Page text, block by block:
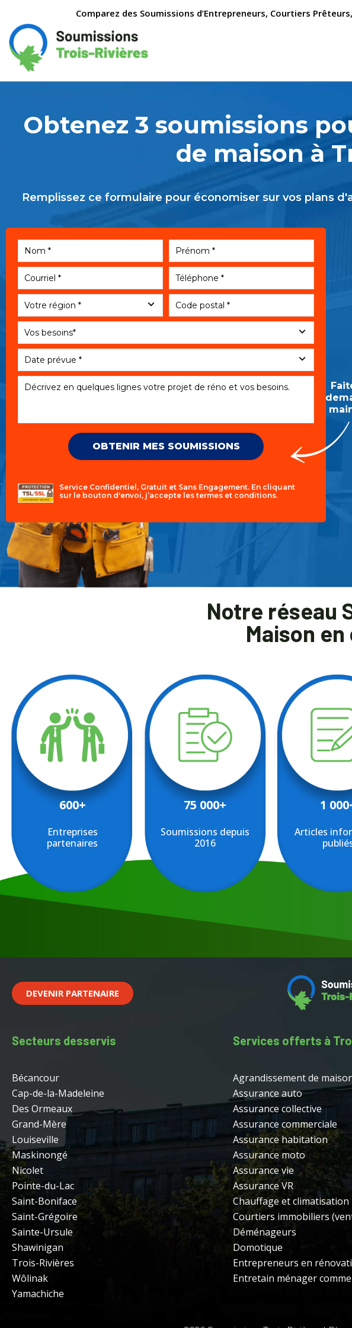
Comparez des Soumissions d’Entrepreneurs, Courtiers
Obtenez 3 soumissions
de maison à
Remplissez ce formulaire pour économiser sur vos plans
Service Confidentiel, Gratuit et Sans Engagement. En cliquant
sur le bouton d'envoi, j’accepte les termes et conditions.
Notre réseau
Maison
600+
Entreprises
partenaires
75 000+
Soumissions depuis
2016
1
Articles
DEVENIR PARTENAIRE
Secteurs desservis
Bécancour
Cap-de-la-Madeleine
Des Ormeaux
Grand-Mère
Louiseville
Maskinongé
Nicolet
Pointe-du-Lac
Saint-Boniface
Saint-Grégoire
Sainte-Ursule
Shawinigan
Trois-Rivières
Wôlinak
Yamachiche
Services offerts à
Agrandissement de
Assurance auto
Assurance collective
Assurance commerciale
Assurance habitation
Assurance moto
Assurance vie
Assurance VR
Chauffage et climatisation
Courtiers immobiliers
Déménageurs
Domotique
Entrepreneurs en
Entretain ménager